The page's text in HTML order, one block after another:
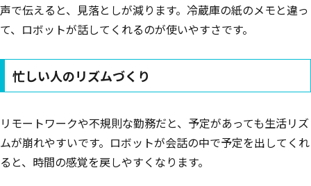
声で伝えると、見落としが減ります。冷蔵庫の紙のメモと違っ
て、ロボットが話してくれるのが使いやすさです。
忙しい人のリズムづくり
リモートワークや不規則な勤務だと、予定があっても生活リズ
ムが崩れやすいです。ロボットが会話の中で予定を出してくれ
ると、時間の感覚を戻しやすくなります。